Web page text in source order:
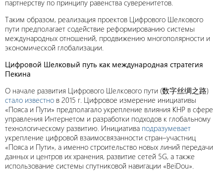
партнерству по принципу равенства суверенитетов.
Таким образом, реализация проектов Цифрового Шелкового
пути предполагает содействие реформированию системы
международных отношений, продвижению многополярности и
экономической глобализации.
Цифровой Шелковый путь как международная стратегия
Пекина
О начале развития Цифрового Шелкового пути (数字丝绸之路)
стало известно в 2015 г. Цифровое измерение инициативы
«Пояса и Пути» предполагало укрепление влияния КНР в сфере
управления Интернетом и разработки подходов к глобальному
технологическому развитию. Инициатива подразумевает
укрепление цифровой взаимосвязанности стран–участниц
«Пояса и Пути», а именно строительство новых линий передачи
данных и центров их хранения, развитие сетей 5G, а также
использование системы спутниковой навигации «BeiDou».